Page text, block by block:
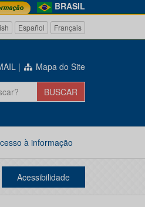
BRASIL
Español Français
| Mapa do Site
à informação
Acessibilidade